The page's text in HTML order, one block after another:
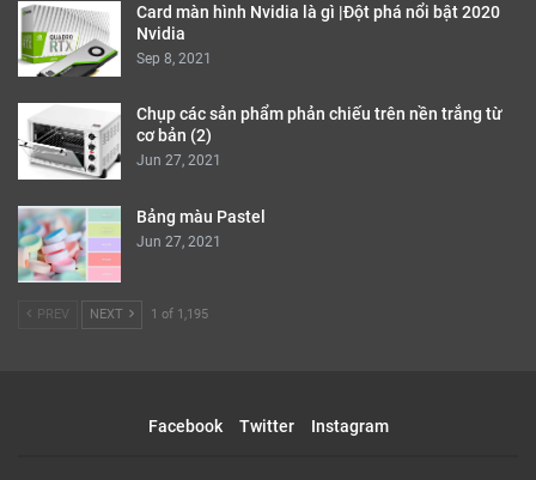
Card màn hình Nvidia là gì |Đột phá nổi bật 2020
Nvidia
Sep 8, 2021
Chụp các sản phẩm phản chiếu trên nền trắng từ
cơ bản (2)
Jun 27, 2021
Bảng màu Pastel
Jun 27, 2021
PREV NEXT 1 of 1,195
Facebook Twitter Instagram